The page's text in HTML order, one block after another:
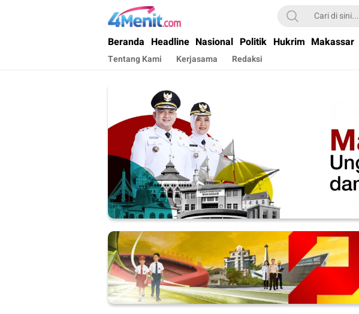
4menit.com
Mengungkap Kisah, Setiap Hari
Beranda Headline Nasional Politik Hukrim Makassar
Tentang Kami Kerjasama Redaksi